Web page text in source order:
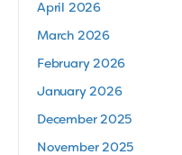
April 2026
March 2026
February 2026
January 2026
December 2025
November 2025